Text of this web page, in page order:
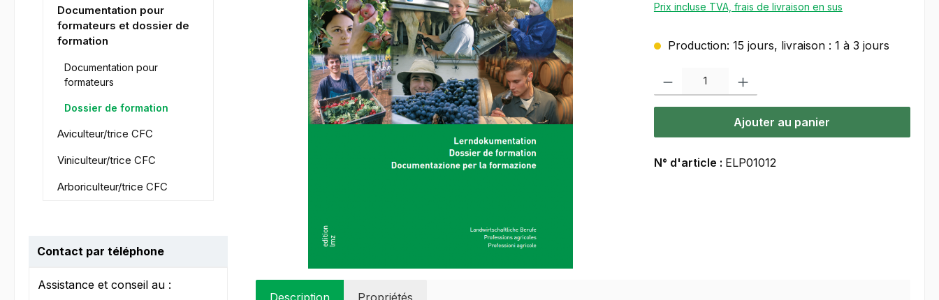
Documentation pour
formateurs et dossier de
formation
Documentation pour
formateurs
Dossier de formation
Aviculteur/trice CFC
Viniculteur/trice CFC
Arboriculteur/trice CFC
Contact par téléphone
Assistance et conseil au :
Prix incluse TVA, frais de livraison en sus
Production: 15 jours, livraison : 1 à 3 jours
Ajouter au panier
N° d'article : ELP01012